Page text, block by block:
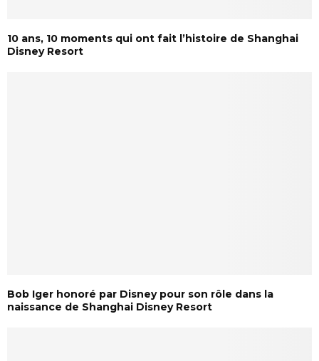
10 ans, 10 moments qui ont fait l’histoire de Shanghai
Disney Resort
Bob Iger honoré par Disney pour son rôle dans la
naissance de Shanghai Disney Resort